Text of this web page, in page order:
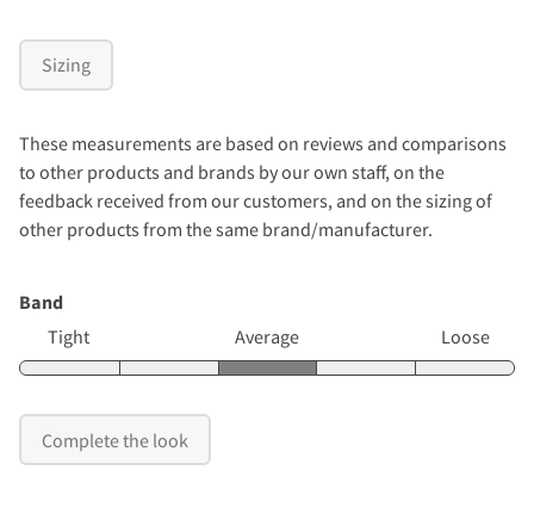
Sizing
These measurements are based on reviews and comparisons
to other products and brands by our own staff, on the
feedback received from our customers, and on the sizing of
other products from the same brand/manufacturer.
Band
Tight
Average Loose
Complete the look